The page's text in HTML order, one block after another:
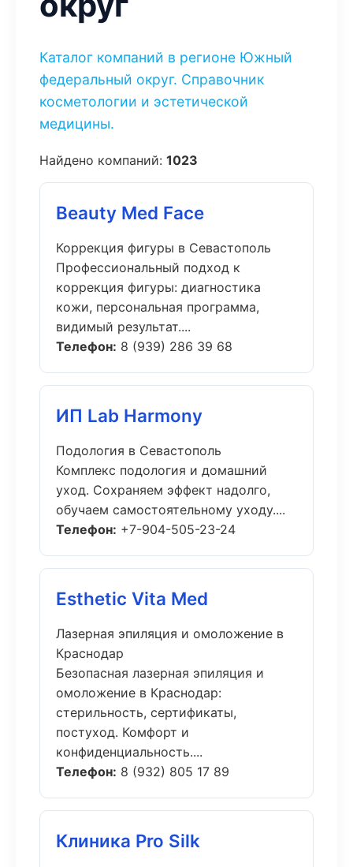
Каталог компаний в регионе Южный
федеральный округ. Справочник
косметологии и эстетической
медицины.
Найдено компаний: 1023
Beauty Med Face
Коррекция фигуры в Севастополь
Профессиональный подход к
коррекция фигуры: диагностика
кожи, персональная программа,
видимый результат....
Телефон: 8 (939) 286 39 68
ИП Lab Harmony
Подология в Севастополь
Комплекс подология и домашний
уход. Сохраняем эффект надолго,
обучаем самостоятельному уходу....
Телефон: +7-904-505-23-24
Esthetic Vita Med
Лазерная эпиляция и омоложение в
Краснодар
Безопасная лазерная эпиляция и
омоложение в Краснодар:
стерильность, сертификаты,
постуход. Комфорт и
конфиденциальность....
Телефон: 8 (932) 805 17 89
Клиника Pro Silk